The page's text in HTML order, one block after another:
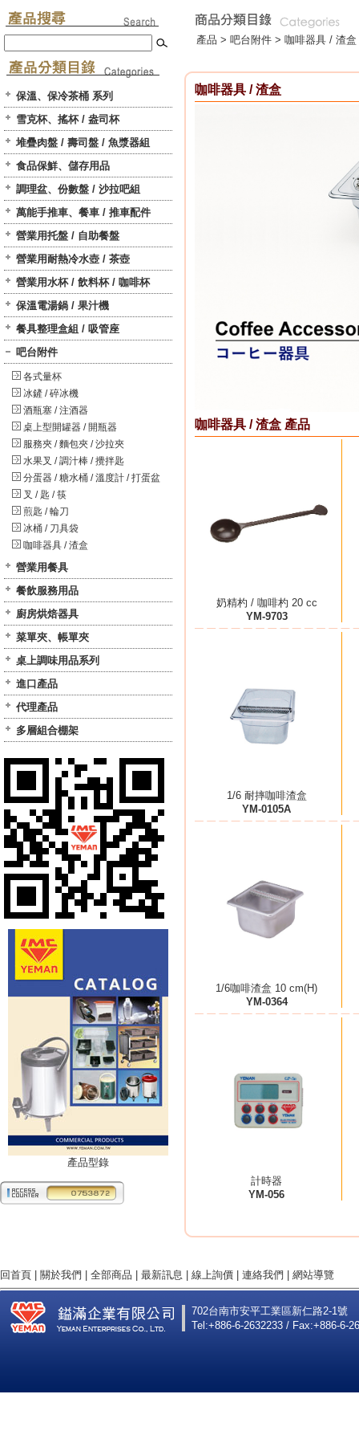
保溫、保冷茶桶 系列
雪克杯、搖杯 / 盎司杯
堆疊肉盤 / 壽司盤 / 魚漿器組
食品保鮮、儲存用品
調理盆、份數盤 / 沙拉吧組
萬能手推車、餐車 / 推車配件
營業用托盤 / 自助餐盤
營業用耐熱冷水壺 / 茶壺
營業用水杯 / 飲料杯 / 咖啡杯
保溫電湯鍋 / 果汁機
餐具整理盒組 / 吸管座
吧台附件
各式量杯
冰鏟 / 碎冰機
酒瓶塞 / 注酒器
桌上型開罐器 / 開瓶器
服務夾 / 麵包夾 / 沙拉夾
水果叉 / 調汁棒 / 攪拌匙
分蛋器 / 糖水桶 / 溫度計 / 打蛋盆
叉 / 匙 / 筷
煎匙 / 輪刀
冰桶 / 刀具袋
咖啡器具 / 渣盒
營業用餐具
餐飲服務用品
廚房烘焙器具
菜單夾、帳單夾
桌上調味用品系列
進口產品
代理產品
多層組合棚架
產品型錄
產品 > 吧台附件 > 咖啡器具 / 渣盒
咖啡器具 / 渣盒
咖啡器具 / 渣盒 產品
奶精杓 / 咖啡杓 20 cc
YM-9703
1/6 耐摔咖啡渣盒
YM-0105A
1/6咖啡渣盒 10 cm(H)
YM-0364
計時器
YM-056
回首頁 關於我們 全部商品 最新訊息 線上詢價 連絡我們 網站導覽
702台南市安平工業區新仁路2-1號
Tel:+886-6-2632233 / Fax:+886-6-